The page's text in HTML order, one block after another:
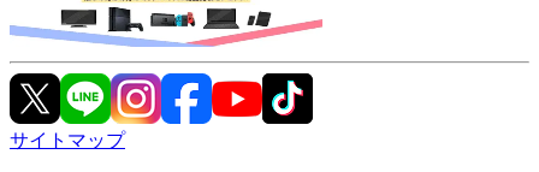
サイトマップ